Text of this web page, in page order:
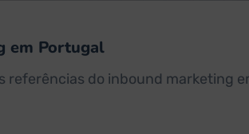
em Portugal
do inbound marketing